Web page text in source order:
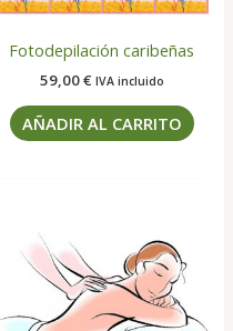
Fotodepilación caribeñas
59,00€ IVA incluido
AÑADIR AL CARRITO